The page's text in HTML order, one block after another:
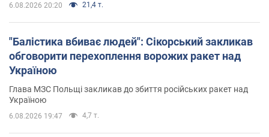
6.08.2026 20:20 21,4 т.
"Балістика вбиває людей": Сікорський закликав
обговорити перехоплення ворожих ракет над
Україною
Глава МЗС Польщі закликав до збиття російських ракет над
Україною
6.08.2026 19:47 4,7 т.